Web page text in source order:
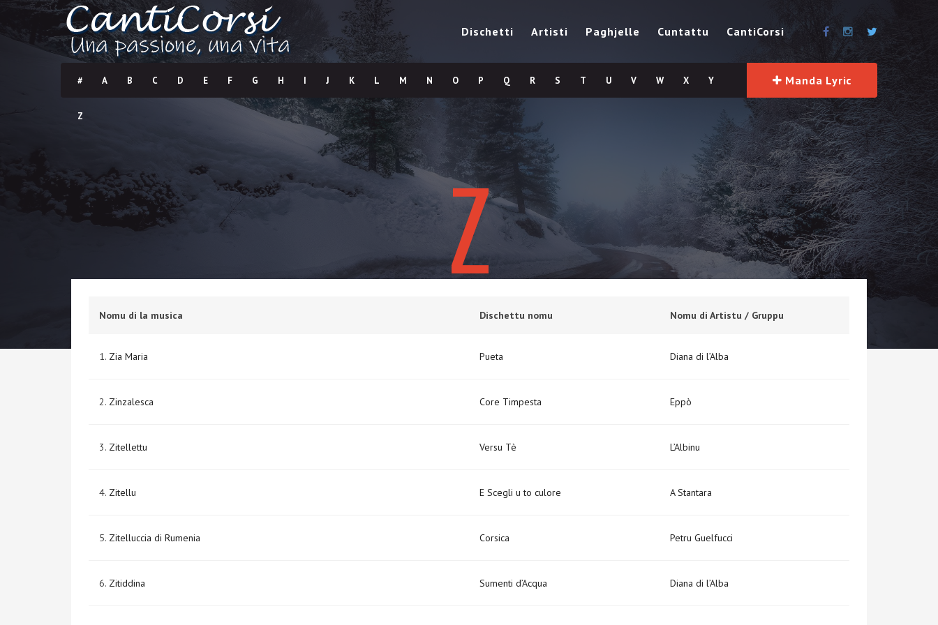
Dischetti Artisti Paghjelle Cuntattu CantiCorsi
# A B C D E F G H I J K L M N O P Q R S T U V W X Y
Z
Manda Lyric
Z
Nomu di la musica Dischettu nomu Nomu di Artistu / Gruppu
1. Zia Maria Pueta Diana di l’Alba
2. Zinzalesca Core Timpesta Eppò
3. Zitellettu Versu Tè L’Albinu
4. Zitellu E Scegli u to culore A Stantara
5. Zitelluccia di Rumenia Corsica Petru Guelfucci
6. Zitiddina Sumenti d’Acqua Diana di l’Alba